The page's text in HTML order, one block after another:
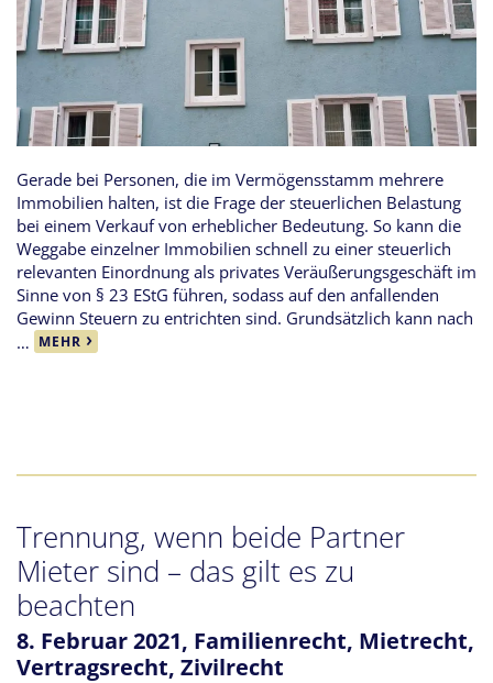
Gerade bei Personen, die im Vermögensstamm mehrere
Immobilien halten, ist die Frage der steuerlichen Belastung
bei einem Verkauf von erheblicher Bedeutung. So kann die
Weggabe einzelner Immobilien schnell zu einer steuerlich
relevanten Einordnung als privates Veräußerungsgeschäft im
Sinne von § 23 EStG führen, sodass auf den anfallenden
Gewinn Steuern zu entrichten sind. Grundsätzlich kann nach
… MEHR
Trennung, wenn beide Partner
Mieter sind – das gilt es zu
beachten
8. Februar 2021, Familienrecht, Mietrecht,
Vertragsrecht, Zivilrecht